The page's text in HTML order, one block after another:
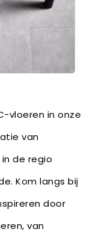
vloeren in onze
van
de regio
Kom langs bij
door
van